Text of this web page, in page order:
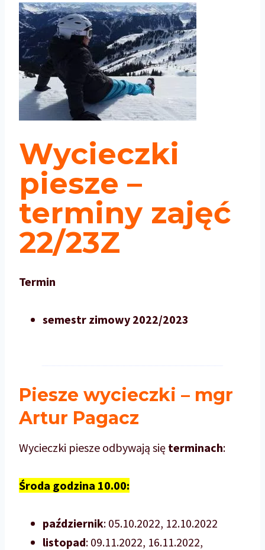
Wycieczki
piesze –
terminy zajęć
22/23Z
Termin
semestr zimowy 2022/2023
Piesze wycieczki – mgr
Artur Pagacz
Wycieczki piesze odbywają się terminach:
Środa godzina 10.00:
październik: 05.10.2022, 12.10.2022
listopad: 09.11.2022, 16.11.2022,